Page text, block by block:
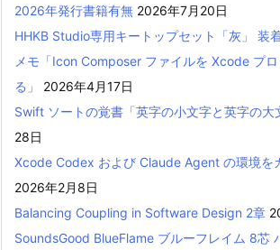
2026年発行書籍有無 2026年7月20日
HHKB Studio専用キートップセット「灰」 装
メモ「Icon Composer ファイルを Xcode プ
る」
2026年4月17日
Swift ソートの覚書「英字の小文字と英字の大
28日
Xcode Codex および Claude Agent の環境を
2026年2月8日
Balancing Coupling in Software Design 2章
SoundsGood BlueFlame ブルーフレイム 8芯